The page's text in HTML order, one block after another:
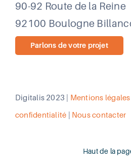
90-92 Route de la Reine
92100 Boulogne
Parlons de votre projet
Digitalis 2023 | Mentions légales
confidentialité Nous contacter
Haut de la